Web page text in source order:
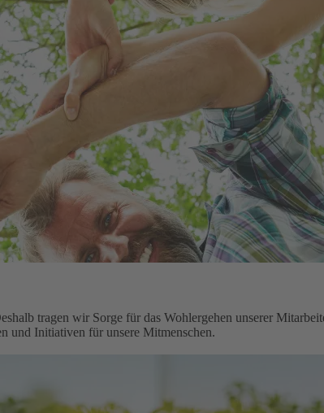
tragen wir Sorge für das Wohlergehen unserer
und Initiativen für unsere Mitmenschen.